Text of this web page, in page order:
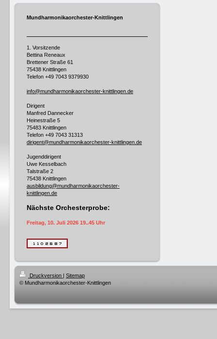
Mundharmonikaorchester-Knittlingen
1. Vorsitzende
Bettina Reneaux
Brettener Straße 61
75438 Knittlingen
Telefon +49 7043 9379930
info@mundharmonikaorchester-knittlingen.de
Dirigent
Manfred Dannecker
Heinestraße 5
75483 Knittlingen
Telefon +49 7043 31313
dirigent@mundharmonikaorchester-knittlingen.de
Jugenddirigent
Uwe Kesselbach
Talstraße 2
75438 Knittlingen
ausbildung@mundharmonikaorchester-
knittlingen.de
Nächste Orchesterprobe:
Freitag, 10. Juli 2026 19..45 Uhr
Druckversion | Sitemap
© Mundharmonikaorchester-Knittlingen